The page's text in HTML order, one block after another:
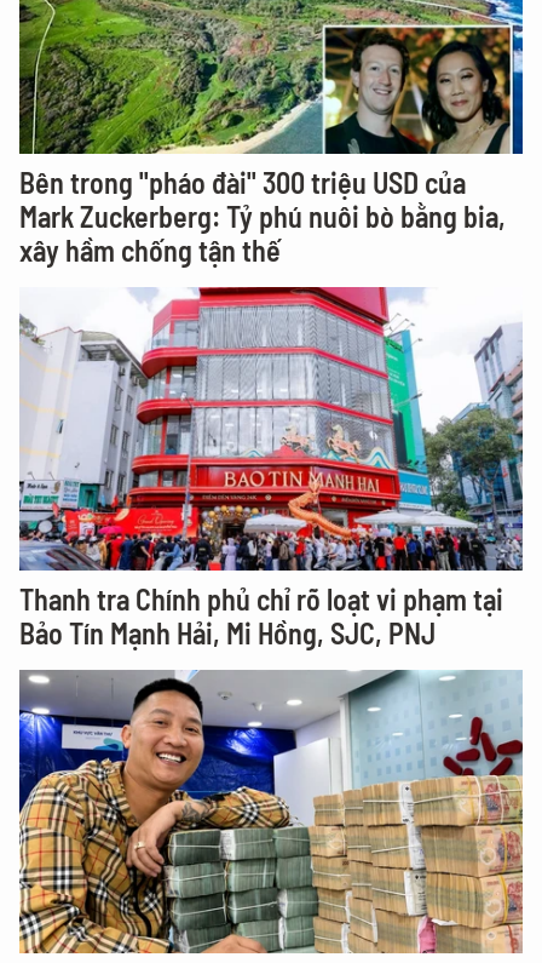
Bên trong "pháo đài" 300 triệu USD của
Mark Zuckerberg: Tỷ phú nuôi bò bằng bia,
xây hầm chống tận thế
Thanh tra Chính phủ chỉ rõ loạt vi phạm tại
Bảo Tín Mạnh Hải, Mi Hồng, SJC, PNJ